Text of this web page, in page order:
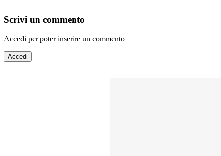
Scrivi un commento
Accedi per poter inserire un commento
Accedi